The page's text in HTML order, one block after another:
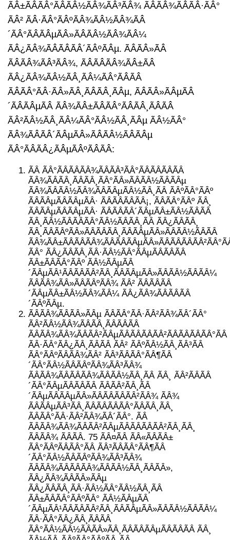
ÃÂ±ÃÂÃÂ°ÃÂÃÂ½ÃÂ¾ÃÂ³ÃÂ¾ ÃÂÃÂ¾ÃÂÃÂ·ÃÂ°
ÃÂ² ÃÂ·ÃÂ°ÃÂºÃÂ¾ÃÂ½ÃÂ¾ÃÂ
´ÃÂ°ÃÂÃÂµÃÂ»ÃÂÃÂ½ÃÂ¾ÃÂ¼
ÃÂ¿ÃÂ¾ÃÂÃÂÃÂ´ÃÂºÃÂµ. ÃÂÃÂ»ÃÂ
ÃÂÃÂ¾ÃÂ³ÃÂ¾, ÃÂÃÂÃÂ¾ÃÂ±ÃÂ
ÃÂ¿ÃÂ¾ÃÂ½ÃÂ¸ÃÂ¼ÃÂ°ÃÂÃÂ
ÃÂÃÂ°ÃÂ·ÃÂ»ÃÂ¸ÃÂÃÂ¸ÃÂµ, ÃÂÃÂ»ÃÂµÃÂ
´ÃÂÃÂµÃÂ ÃÂ¾ÃÂ±ÃÂÃÂ°ÃÂÃÂ¸ÃÂÃÂ
ÃÂ²ÃÂ½ÃÂ¸ÃÂ¼ÃÂ°ÃÂ½ÃÂ¸ÃÂµ ÃÂ½ÃÂ°
ÃÂ¾ÃÂÃÂ´ÃÂµÃÂ»ÃÂÃÂ½ÃÂÃÂµ
ÃÂ°ÃÂÃÂ¿ÃÂµÃÂºÃÂÃÂ:
ÃÂ ÃÂ°ÃÂÃÂÃÂ¾ÃÂÃÂ³ÃÂ°ÃÂÃÂÃÂÃÂ
ÃÂ¾ÃÂÃÂ¸ÃÂÃÂ¸ÃÂ°ÃÂ»ÃÂÃÂ½ÃÂÃÂµ
ÃÂ¾ÃÂÃÂ½ÃÂ¾ÃÂÃÂµÃÂ½ÃÂ¸ÃÂ ÃÂºÃÂ°ÃÂº
ÃÂÃÂµÃÂÃÂµÃÂ· ÃÂÃÂÃÂÃÂ¡, ÃÂÃÂ°ÃÂº ÃÂ¸
ÃÂÃÂµÃÂÃÂµÃÂ· ÃÂÃÂÃÂ´ÃÂµÃÂ±ÃÂ½ÃÂÃÂ
ÃÂ¸ÃÂ½ÃÂÃÂÃÂ°ÃÂ½ÃÂÃÂ¸ÃÂ ÃÂ¿ÃÂÃÂ¸
ÃÂ¸ÃÂÃÂºÃÂ»ÃÂÃÂÃÂ¸ÃÂÃÂµÃÂ»ÃÂÃÂ½ÃÂÃÂ
ÃÂ° ÃÂ¿ÃÂÃÂ¸ÃÂ·ÃÂ½ÃÂ°ÃÂµÃÂÃÂÃÂ
ÃÂ±ÃÂÃÂ°ÃÂº ÃÂ½ÃÂµÃÂ
´ÃÂµÃÂ¹ÃÂÃÂÃÂ²ÃÂ¸ÃÂÃÂµÃÂ»ÃÂÃÂ½ÃÂÃÂ¼
ÃÂÃÂ¾ÃÂ»ÃÂÃÂºÃÂ¾ ÃÂ² ÃÂÃÂÃÂ
´ÃÂµÃÂ±ÃÂ½ÃÂ¾ÃÂ¼ ÃÂ¿ÃÂ¾ÃÂÃÂÃÂ
´ÃÂºÃÂµ.
ÃÂÃÂ¾ÃÂÃÂ»ÃÂµ ÃÂÃÂ°ÃÂ·ÃÂ²ÃÂ¾ÃÂ´ÃÂ°
ÃÂ²ÃÂ½ÃÂ¾ÃÂÃÂ¸ÃÂÃÂÃÂ
ÃÂÃÂ¾ÃÂ¾ÃÂÃÂ²ÃÂµÃÂÃÂÃÂÃÂ²ÃÂÃÂÃÂÃÂ°ÃÂ
ÃÂ·ÃÂ°ÃÂ¿ÃÂ¸ÃÂÃÂ ÃÂ² ÃÂºÃÂ½ÃÂ¸ÃÂ³ÃÂ
ÃÂ°ÃÂºÃÂÃÂ¾ÃÂ² ÃÂ³ÃÂÃÂ°ÃÂ¶ÃÂ
´ÃÂ°ÃÂ½ÃÂÃÂºÃÂ¾ÃÂ³ÃÂ¾
ÃÂÃÂ¾ÃÂÃÂÃÂ¾ÃÂÃÂ½ÃÂ¸ÃÂ ÃÂ¸ ÃÂ²ÃÂÃÂ
´ÃÂ°ÃÂµÃÂÃÂÃÂ ÃÂÃÂ²ÃÂ¸ÃÂ
´ÃÂµÃÂÃÂµÃÂ»ÃÂÃÂÃÂÃÂ²ÃÂ¾ ÃÂ¾
ÃÂÃÂµÃÂ³ÃÂ¸ÃÂÃÂÃÂÃÂ°ÃÂÃÂ¸ÃÂ¸
ÃÂÃÂ°ÃÂ·ÃÂ²ÃÂ¾ÃÂ´ÃÂ°. ÃÂ
ÃÂÃÂ¾ÃÂ¾ÃÂÃÂ²ÃÂµÃÂÃÂÃÂÃÂ²ÃÂ¸ÃÂ¸
ÃÂÃÂ¾ ÃÂÃÂ. 75 ÃÂ¤ÃÂ ÃÂ«ÃÂÃÂ±
ÃÂ°ÃÂºÃÂÃÂ°ÃÂ ÃÂ³ÃÂÃÂ°ÃÂ¶ÃÂ
´ÃÂ°ÃÂ½ÃÂÃÂºÃÂ¾ÃÂ³ÃÂ¾
ÃÂÃÂ¾ÃÂÃÂÃÂ¾ÃÂÃÂ½ÃÂ¸ÃÂÃÂ»,
ÃÂ¿ÃÂ¾ÃÂÃÂ»ÃÂµ
ÃÂ¿ÃÂÃÂ¸ÃÂ·ÃÂ½ÃÂ°ÃÂ½ÃÂ¸ÃÂ
ÃÂ±ÃÂÃÂ°ÃÂºÃÂ° ÃÂ½ÃÂµÃÂ
´ÃÂµÃÂ¹ÃÂÃÂÃÂ²ÃÂ¸ÃÂÃÂµÃÂ»ÃÂÃÂ½ÃÂÃÂ¼
ÃÂ·ÃÂ°ÃÂ¿ÃÂ¸ÃÂÃÂ
ÃÂ°ÃÂ½ÃÂ½ÃÂÃÂ»ÃÂ¸ÃÂÃÂÃÂµÃÂÃÂÃÂ ÃÂ¸